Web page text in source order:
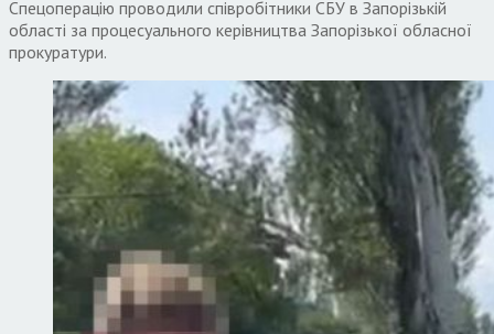
Спецоперацію проводили співробітники СБУ в Запорізькій
області за процесуального керівництва Запорізької обласної
прокуратури.